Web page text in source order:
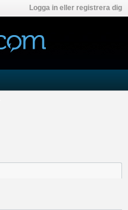
Logga in eller registrera dig